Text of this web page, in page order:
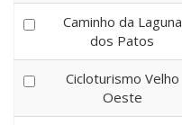
Caminho da Laguna
dos Patos
Cicloturismo Velho
Oeste